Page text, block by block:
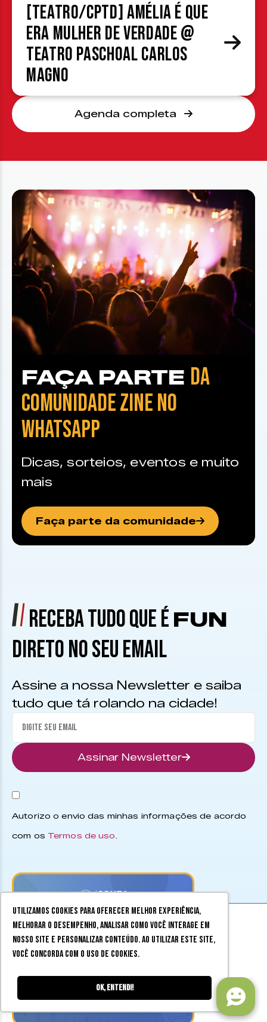
Utilizamos cookies para oferecer melhor experiência,
melhorar o desempenho, analisar como você interage em
nosso site e personalizar conteúdo. Ao utilizar este site,
você concorda com o uso de cookies.
Ok, entendi!
[TEATRO/CPTD] Amélia é que
era mulher de verdade @
Teatro Paschoal Carlos
Magno
Agenda completa
FAÇA PARTE DA
COMUNIDADE ZINE NO
WHATSAPP
Dicas, sorteios, eventos e muito
mais
Faça parte da comunidade
RECEBA TUDO QUE É FUN
DIRETO NO SEU EMAIL
Assine a nossa Newsletter e saiba
tudo que tá rolando na cidade!
Assinar Newsletter
Autorizo o envio das minhas informações de acordo
com os Termos de uso